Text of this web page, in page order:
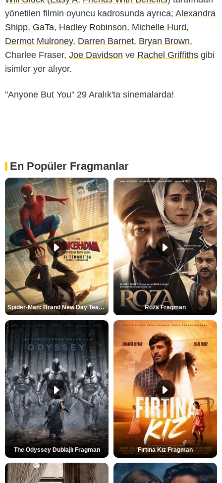
yönetilen filmin oyuncu kadrosunda ayrıca; Alexandra
Shipp, GaTa, Hadley Robinson, Michelle Hurd,
Dermot Mulroney, Darren Barnet, Bryan Brown,
Charlee Fraser, Joe Davidson ve Rachel Griffiths gibi
isimler yer alıyor.
"Anyone But You" 29 Aralık'ta sinemalarda!
En Popüler Fragmanlar
Spider-Man: Brand New Day Teaser Roza Fragman
The Odyssey Dublajlı Fragman Fırtına Kız Fragman